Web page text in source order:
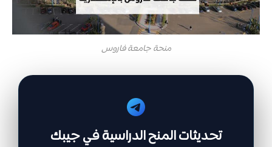
منحة جامعة فاروس
تحديثات المنح الدراسية في جيبك